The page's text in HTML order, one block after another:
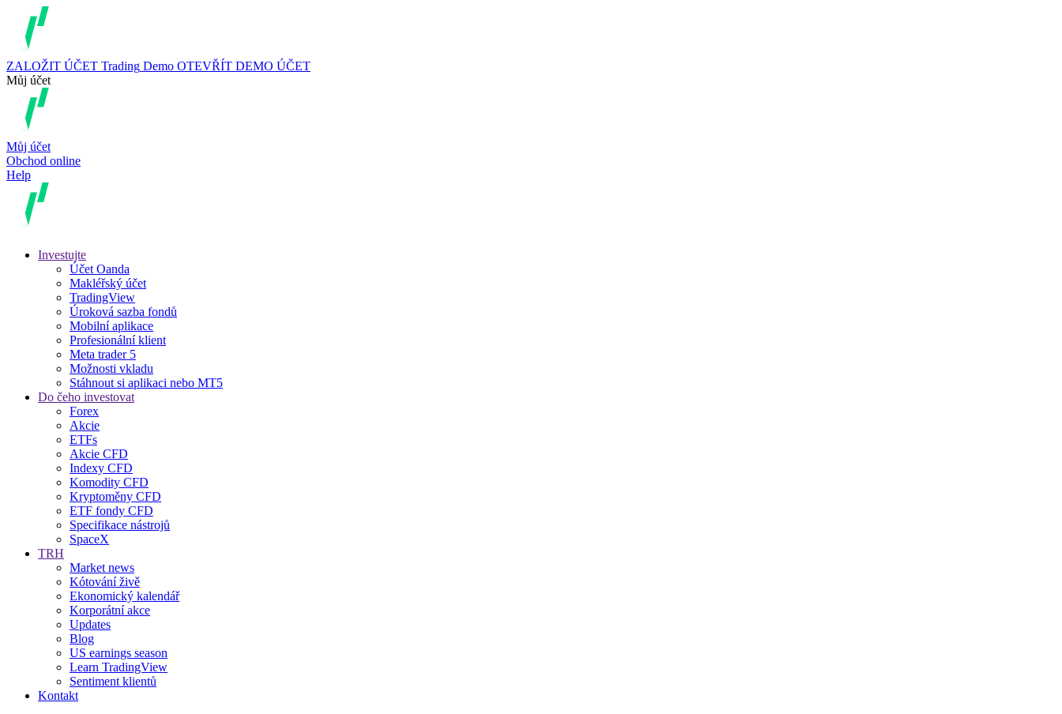
ZALOŽIT ÚČET Trading Demo OTEVŘÍT DEMO ÚČET
Můj účet
Můj účet
Obchod online
Help
Investujte
Účet Oanda
Makléřský účet
TradingView
Úroková sazba fondů
Mobilní aplikace
Profesionální klient
Meta trader 5
Možnosti vkladu
Stáhnout si aplikaci nebo MT5
Do čeho investovat
Forex
Akcie
ETFs
Akcie CFD
Indexy CFD
Komodity CFD
Kryptoměny CFD
ETF fondy CFD
Specifikace nástrojů
SpaceX
TRH
Market news
Kótování živě
Ekonomický kalendář
Korporátní akce
Updates
Blog
US earnings season
Learn TradingView
Sentiment klientů
Kontakt